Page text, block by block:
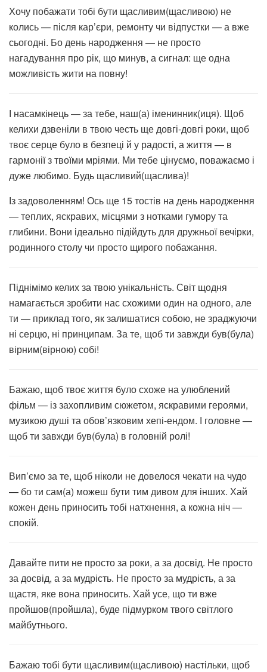
Хочу побажати тобі бути щасливим(щасливою) не
колись — після кар’єри, ремонту чи відпустки — а вже
сьогодні. Бо день народження — не просто
нагадування про рік, що минув, а сигнал: ще одна
можливість жити на повну!
І насамкінець — за тебе, наш(а) іменинник(иця). Щоб
келихи дзвеніли в твою честь ще довгі-довгі роки, щоб
твоє серце було в безпеці й у радості, а життя — в
гармонії з твоїми мріями. Ми тебе цінуємо, поважаємо і
дуже любимо. Будь щасливий(щаслива)!
Із задоволенням! Ось ще 15 тостів на день народження
— теплих, яскравих, місцями з нотками гумору та
глибини. Вони ідеально підійдуть для дружньої вечірки,
родинного столу чи просто щирого побажання.
Піднімімо келих за твою унікальність. Світ щодня
намагається зробити нас схожими один на одного, але
ти — приклад того, як залишатися собою, не зраджуючи
ні серцю, ні принципам. За те, щоб ти завжди був(була)
вірним(вірною) собі!
Бажаю, щоб твоє життя було схоже на улюблений
фільм — із захопливим сюжетом, яскравими героями,
музикою душі та обов’язковим хепі-ендом. І головне —
щоб ти завжди був(була) в головній ролі!
Вип’ємо за те, щоб ніколи не довелося чекати на чудо
— бо ти сам(а) можеш бути тим дивом для інших. Хай
кожен день приносить тобі натхнення, а кожна ніч —
спокій.
Давайте пити не просто за роки, а за досвід. Не просто
за досвід, а за мудрість. Не просто за мудрість, а за
щастя, яке вона приносить. Хай усе, що ти вже
пройшов(пройшла), буде підмурком твого світлого
майбутнього.
Бажаю тобі бути щасливим(щасливою) настільки, щоб